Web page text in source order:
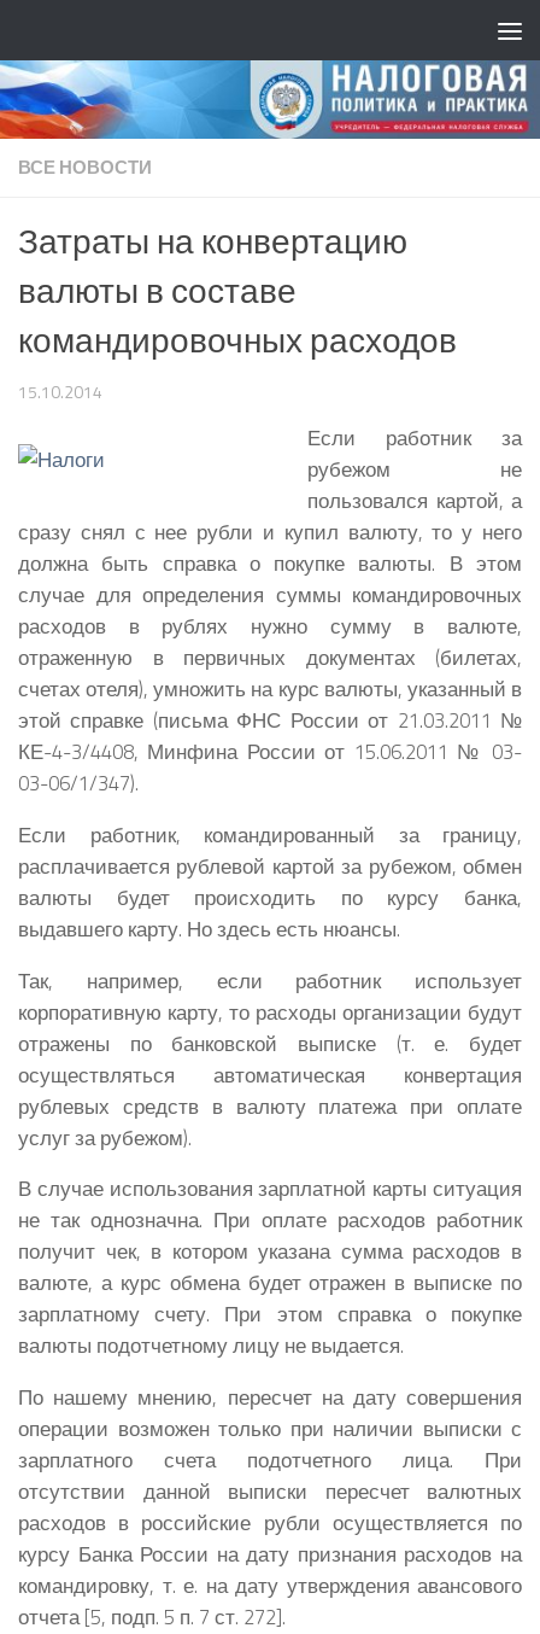
ВСЕ НОВОСТИ
Затраты на конвертацию
валюты в составе
командировочных расходов
15.10.2014
Если работник за
рубежом не
пользовался картой, а
сразу снял с нее рубли и купил валюту, то у него
должна быть справка о покупке валюты. В этом
случае для определения суммы командировочных
расходов в рублях нужно сумму в валюте,
отраженную в первичных документах (билетах,
счетах отеля), умножить на курс валюты, указанный в
этой справке (письма ФНС России от 21.03.2011 №
КЕ-4-3/4408, Минфина России от 15.06.2011 № 03-
03-06/1/347).
Если работник, командированный за границу,
расплачивается рублевой картой за рубежом, обмен
валюты будет происходить по курсу банка,
выдавшего карту. Но здесь есть нюансы.
Так, например, если работник использует
корпоративную карту, то расходы организации будут
отражены по банковской выписке (т. е. будет
осуществляться автоматическая конвертация
рублевых средств в валюту платежа при оплате
услуг за рубежом).
В случае использования зарплатной карты ситуация
не так однозначна. При оплате расходов работник
получит чек, в котором указана сумма расходов в
валюте, а курс обмена будет отражен в выписке по
зарплатному счету. При этом справка о покупке
валюты подотчетному лицу не выдается.
По нашему мнению, пересчет на дату совершения
операции возможен только при наличии выписки с
зарплатного счета подотчетного лица. При
отсутствии данной выписки пересчет валютных
расходов в российские рубли осуществляется по
курсу Банка России на дату признания расходов на
командировку, т. е. на дату утверждения авансового
отчета [5, подп. 5 п. 7 ст. 272].